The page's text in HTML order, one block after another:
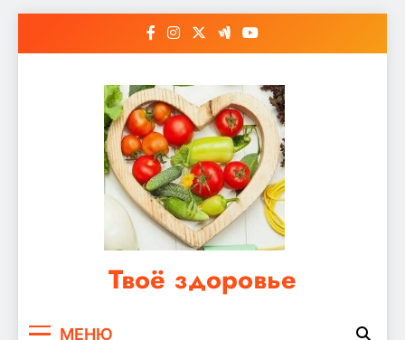
Твоё здоровье
МЕНЮ